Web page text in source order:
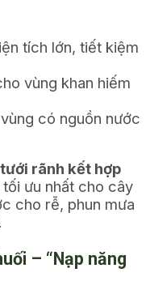
tích lớn, tiết kiệm
vùng khan hiếm
có nguồn nước
tưới rãnh kết hợp
ưu nhất cho cây
cho rễ, phun mưa
– “Nạp năng